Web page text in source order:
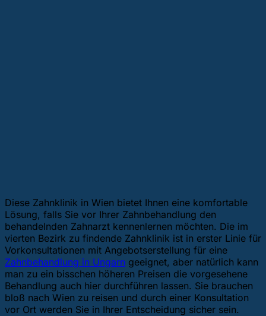
Diese Zahnklinik in Wien bietet Ihnen eine komfortable
Lösung, falls Sie vor Ihrer Zahnbehandlung den
behandelnden Zahnarzt kennenlernen möchten. Die im
vierten Bezirk zu findende Zahnklinik ist in erster Linie für
Vorkonsultationen mit Angebotserstellung für eine
Zahnbehandlung in Ungarn geeignet, aber natürlich kann
man zu ein bisschen höheren Preisen die vorgesehene
Behandlung auch hier durchführen lassen. Sie brauchen
bloß nach Wien zu reisen und durch einer Konsultation
vor Ort werden Sie in Ihrer Entscheidung sicher sein.